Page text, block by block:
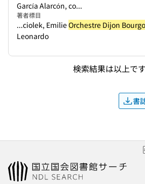
García Alarcón, co...
著者標目
...ciolek, EmilieOrchestre Dijon
Leonardo
検索結果は以上です
書